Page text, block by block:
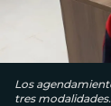
Los
tres